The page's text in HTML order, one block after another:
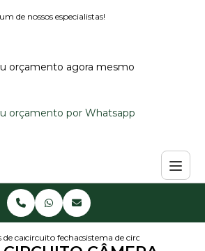
de nossos especialistas!
orçamento agora mesmo
orçamento por Whatsapp
de camerascircuito fechado de camerassistema de circuito camera